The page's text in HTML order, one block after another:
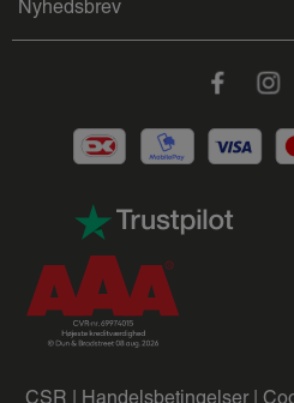
Nyhedsbrev
Facebook
CSR | Handelsbetingelser |